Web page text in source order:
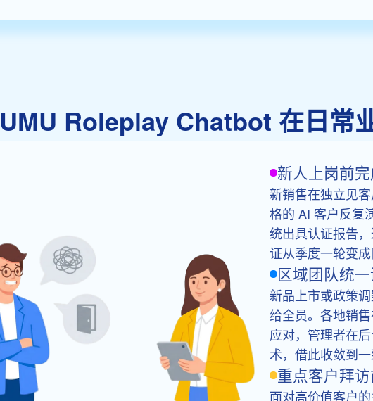
UMU Roleplay Chatbot 在日常
新人上岗前
新销售在独立见
格的 AI 客户反复
统出具认证报告
证从季度一轮变
区域团队统
新品上市或政策
给全员。各地销
应对，管理者在
术，借此收敛到一
重点客户拜
面对高价值客户